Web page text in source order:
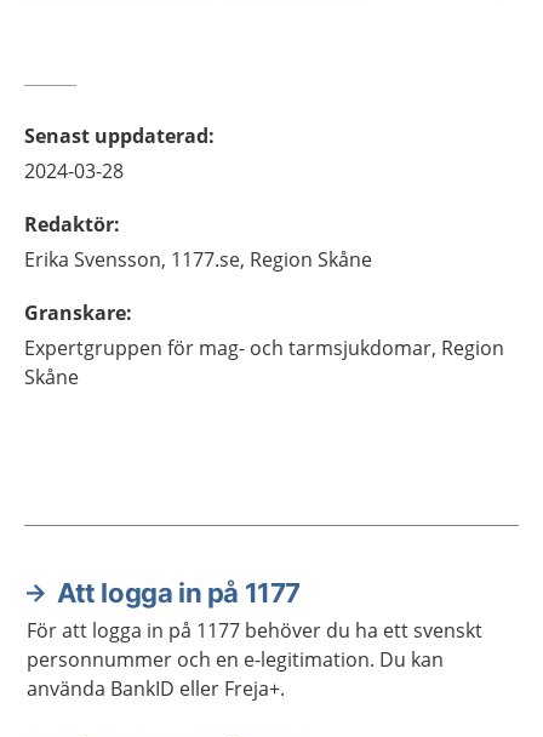
Senast uppdaterad:
2024-03-28
Redaktör:
Erika Svensson, 1177.se, Region Skåne
Granskare:
Expertgruppen för mag- och tarmsjukdomar, Region
Skåne
Aktuella artiklar
Att logga in på 1177
För att logga in på 1177 behöver du ha ett svenskt
personnummer och en e-legitimation. Du kan
använda BankID eller Freja+.